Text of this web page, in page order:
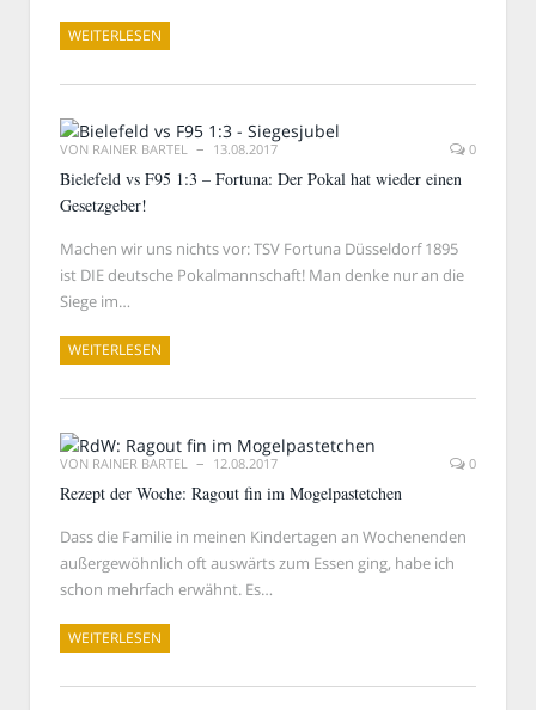
WEITERLESEN
VON RAINER BARTEL 13.08.2017 0
Bielefeld vs F95 1:3 – Fortuna: Der Pokal hat wieder einen
Gesetzgeber!
Machen wir uns nichts vor: TSV Fortuna Düsseldorf 1895
ist DIE deutsche Pokalmannschaft! Man denke nur an die
Siege im…
WEITERLESEN
VON RAINER BARTEL 12.08.2017 0
Rezept der Woche: Ragout fin im Mogelpastetchen
Dass die Familie in meinen Kindertagen an Wochenenden
außergewöhnlich oft auswärts zum Essen ging, habe ich
schon mehrfach erwähnt. Es…
WEITERLESEN